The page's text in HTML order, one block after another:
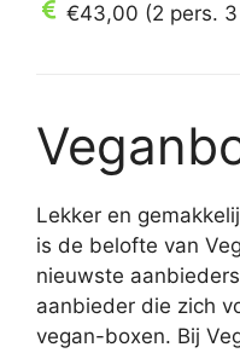
€43,00 (2 pers.
Lekker en
is de belofte van
nieuwste
aanbieder die zich
vegan-boxen. Bij